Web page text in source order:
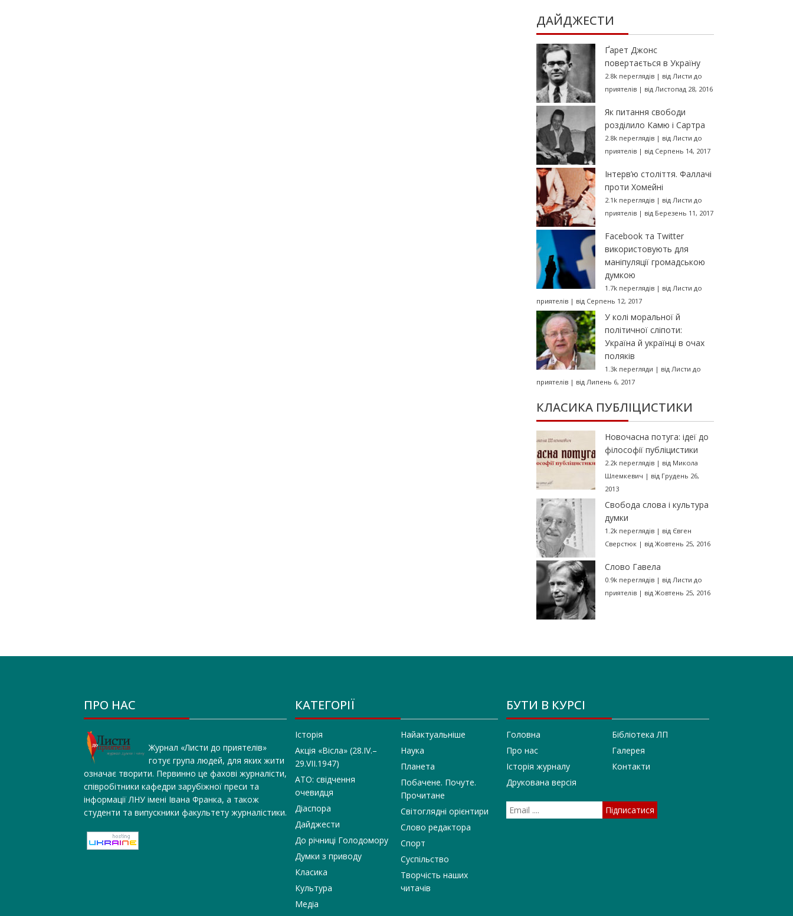
ДАЙДЖЕСТИ
Ґарет Джонс
повертається в Україну
2.8k переглядів| від Листи до
приятелів| від Листопад 28, 2016
Як питання свободи
розділило Камю і Сартра
2.8k переглядів| від Листи до
приятелів| від Серпень 14, 2017
Інтерв’ю століття. Фаллачі
проти Хомейні
2.1k переглядів| від Листи до
приятелів| від Березень 11, 2017
Facebook та Twitter
використовують для
маніпуляції громадською
думкою
1.7k переглядів| від Листи до
приятелів| від Серпень 12, 2017
У колі моральної й
політичної сліпоти:
Україна й українці в очах
поляків
1.3k перегляди | від Листи до
приятелів| від Липень 6, 2017
КЛАСИКА ПУБЛІЦИСТИКИ
Новочасна потуга: ідеї до
філософії публіцистики
2.2k переглядів| від Микола
Шлемкевич | від Грудень 26,
2013
Свобода слова і культура
думки
1.2k переглядів| від Євген
Сверстюк| від Жовтень 25, 2016
Слово Гавела
0.9k переглядів| від Листи до
приятелів| від Жовтень 25, 2016
ПРО НАС
Журнал «Листи до приятелів»
готує група людей, для яких жити
означає творити. Первинно це фахові журналісти,
співробітники кафедри зарубіжної преси та
інформації ЛНУ імені Івана Франка, а також
студенти та випускники факультету журналістики.
КАТЕГОРІЇ
Історія
Акція «Вісла» (28.IV.–
29.VII.1947)
АТО: свідчення
очевидця
Діаспора
Дайджести
До річниці Голодомору
Думки з приводу
Класика
Культура
Медіа
Найактуальніше
Наука
Планета
Побачене. Почуте.
Прочитане
Світоглядні орієнтири
Слово редактора
Спорт
Суспільство
Творчість наших
читачів
БУТИ В КУРСІ
Головна
Про нас
Історія журналу
Друкована версія
Бібліотека ЛП
Галерея
Контакти